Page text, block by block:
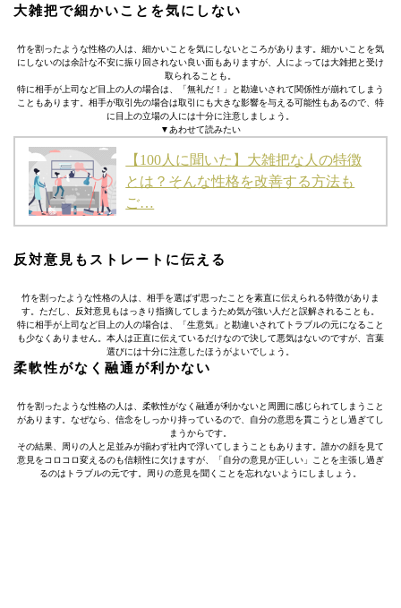
大雑把で細かいことを気にしない
竹を割ったような性格の人は、細かいことを気にしないところがあります。細かいことを気
にしないのは余計な不安に振り回されない良い面もありますが、人によっては大雑把と受け
取られることも。
特に相手が上司など目上の人の場合は、「無礼だ！」と勘違いされて関係性が崩れてしまう
こともあります。相手が取引先の場合は取引にも大きな影響を与える可能性もあるので、特
に目上の立場の人には十分に注意しましょう。
▼あわせて読みたい
【100人に聞いた】大雑把な人の特徴
とは？そんな性格を改善する方法も
ご…
反対意見もストレートに伝える
竹を割ったような性格の人は、相手を選ばず思ったことを素直に伝えられる特徴がありま
す。ただし、反対意見もはっきり指摘してしまうため気が強い人だと誤解されることも。
特に相手が上司など目上の人の場合は、「生意気」と勘違いされてトラブルの元になること
も少なくありません。本人は正直に伝えているだけなので決して悪気はないのですが、言葉
選びには十分に注意したほうがよいでしょう。
柔軟性がなく融通が利かない
竹を割ったような性格の人は、柔軟性がなく融通が利かないと周囲に感じられてしまうこと
があります。なぜなら、信念をしっかり持っているので、自分の意思を貫こうとし過ぎてし
まうからです。
その結果、周りの人と足並みが揃わず社内で浮いてしまうこともあります。誰かの顔を見て
意見をコロコロ変えるのも信頼性に欠けますが、「自分の意見が正しい」ことを主張し過ぎ
るのはトラブルの元です。周りの意見を聞くことを忘れないようにしましょう。